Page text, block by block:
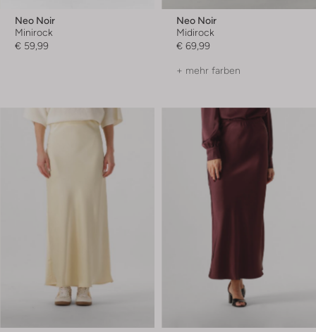
Neo Noir
Minirock
€ 59,99
Neo Noir
Midirock
€ 69,99
+ mehr farben